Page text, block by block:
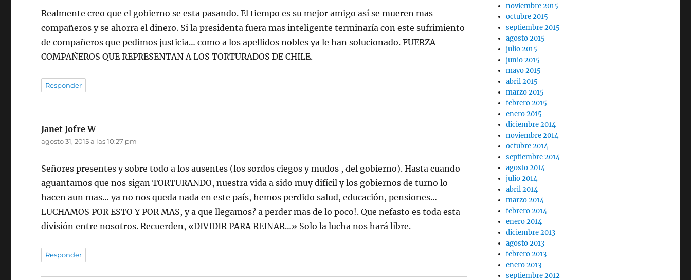
Realmente creo que el gobierno se esta pasando. El tiempo es su mejor amigo así se mueren mas
compañeros y se ahorra el dinero. Si la presidenta fuera mas inteligente terminaría con este sufrimiento
de compañeros que pedimos justicia… como a los apellidos nobles ya le han solucionado. FUERZA
COMPAÑEROS QUE REPRESENTAN A LOS TORTURADOS DE CHILE.
Responder
Janet Jofre Wdice:
agosto 31, 2015 a las 10:27 pm
Señores presentes y sobre todo a los ausentes (los sordos ciegos y mudos , del gobierno). Hasta cuando
aguantamos que nos sigan TORTURANDO, nuestra vida a sido muy difícil y los gobiernos de turno lo
hacen aun mas… ya no nos queda nada en este país, hemos perdido salud, educación, pensiones…
LUCHAMOS POR ESTO Y POR MAS, y a que llegamos? a perder mas de lo poco!. Que nefasto es toda esta
división entre nosotros. Recuerden, «DIVIDIR PARA REINAR…» Solo la lucha nos hará libre.
Responder
noviembre 2015
octubre 2015
septiembre 2015
agosto 2015
julio 2015
junio 2015
mayo 2015
abril 2015
marzo 2015
febrero 2015
enero 2015
diciembre 2014
noviembre 2014
octubre 2014
septiembre 2014
agosto 2014
julio 2014
abril 2014
marzo 2014
febrero 2014
enero 2014
diciembre 2013
agosto 2013
febrero 2013
enero 2013
septiembre 2012